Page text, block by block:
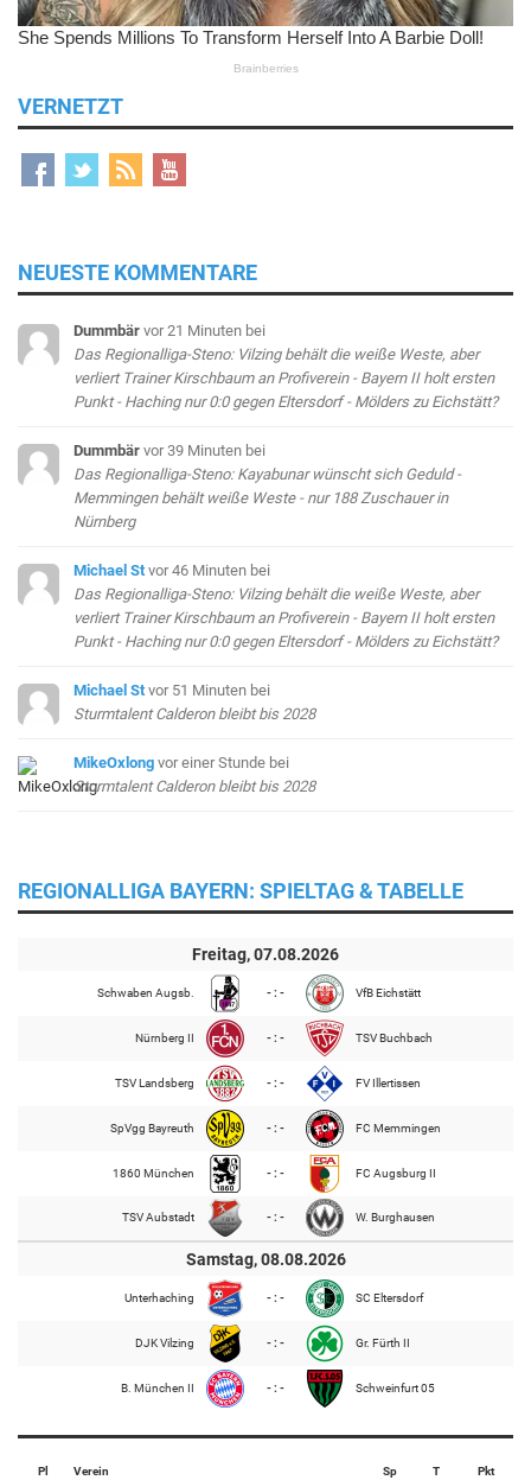
VERNETZT
NEUESTE KOMMENTARE
Dummbär vor 21 Minuten bei
Das Regionalliga-Steno: Vilzing behält die weiße Weste, aber
verliert Trainer Kirschbaum an Profiverein - Bayern II holt ersten
Punkt - Haching nur 0:0 gegen Eltersdorf - Mölders zu Eichstätt?
Dummbär vor 39 Minuten bei
Das Regionalliga-Steno: Kayabunar wünscht sich Geduld -
Memmingen behält weiße Weste - nur 188 Zuschauer in
Nürnberg
Michael St vor 46 Minuten bei
Das Regionalliga-Steno: Vilzing behält die weiße Weste, aber
verliert Trainer Kirschbaum an Profiverein - Bayern II holt ersten
Punkt - Haching nur 0:0 gegen Eltersdorf - Mölders zu Eichstätt?
Michael St vor 51 Minuten bei
Sturmtalent Calderon bleibt bis 2028
MikeOxlong vor einer Stunde bei
Sturmtalent Calderon bleibt bis 2028
REGIONALLIGA BAYERN: SPIELTAG & TABELLE
Freitag, 07.08.2026
Schwaben Augsb. - : - VfB Eichstätt
Nürnberg II - : - TSV Buchbach
TSV Landsberg - : - FV Illertissen
SpVgg Bayreuth - : - FC Memmingen
1860 München - : - FC Augsburg II
TSV Aubstadt - : - W. Burghausen
Samstag, 08.08.2026
Unterhaching - : - SC Eltersdorf
DJK Vilzing - : - Gr. Fürth II
B. München II - : - Schweinfurt 05
Pl Verein Sp T Pkt